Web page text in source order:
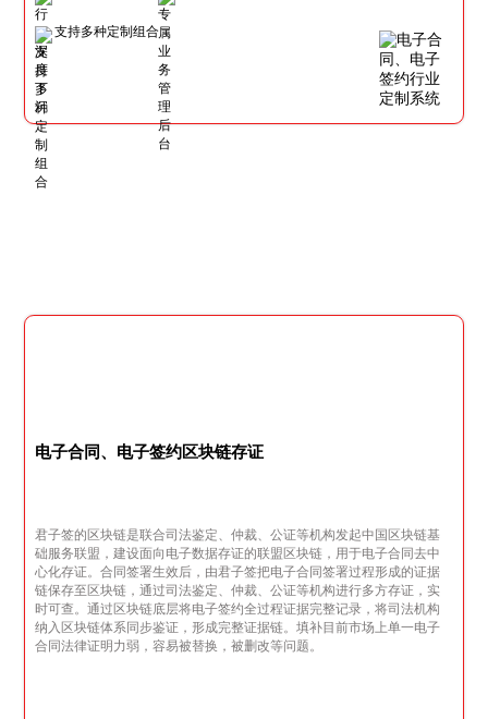
支持多种定制组合
电子合同、电子签约区块链存证
君子签的区块链是联合司法鉴定、仲裁、公证等机构发起中国区块链基
础服务联盟，建设面向电子数据存证的联盟区块链，用于电子合同去中
心化存证。合同签署生效后，由君子签把电子合同签署过程形成的证据
链保存至区块链，通过司法鉴定、仲裁、公证等机构进行多方存证，实
时可查。通过区块链底层将电子签约全过程证据完整记录，将司法机构
纳入区块链体系同步鉴证，形成完整证据链。填补目前市场上单一电子
合同法律证明力弱，容易被替换，被删改等问题。